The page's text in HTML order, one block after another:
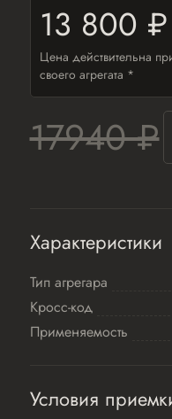
13 800 ₽
Цена действительна
своего агрегата *
17940 ₽
Характеристики
Тип агрегара
Кросс-код
Применяемость
Условия